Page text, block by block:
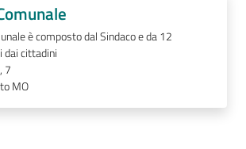
è composto dal Sindaco e da 12
dai cittadini
7
MO